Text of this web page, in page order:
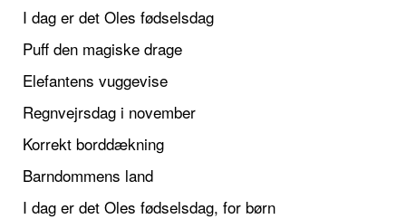
I dag er det Oles fødselsdag
Puff den magiske drage
Elefantens vuggevise
Regnvejrsdag i november
Korrekt borddækning
Barndommens land
I dag er det Oles fødselsdag, for børn